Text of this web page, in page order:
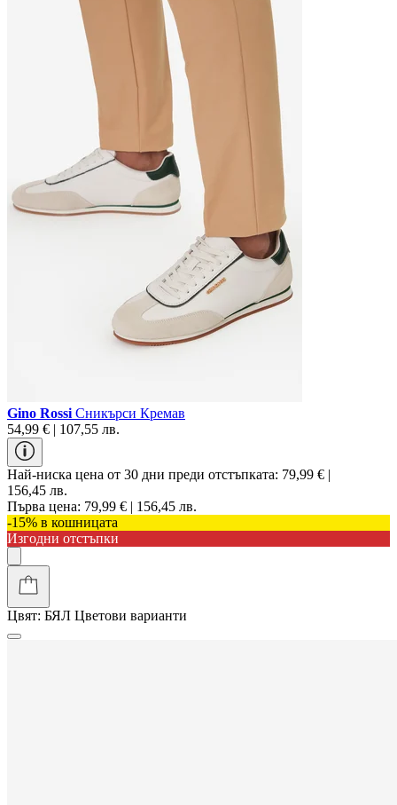
Gino Rossi Сникърси Кремав
54,99 € | 107,55 лв.
Най-ниска цена от 30 дни преди отстъпката: 79,99 € |
156,45 лв.
Първа цена: 79,99 € | 156,45 лв.
-15% в кошницата
Изгодни отстъпки
Цвят: БЯЛ Цветови варианти